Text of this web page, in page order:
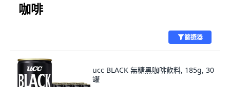
咖啡
篩選器
ucc BLACK 無糖黑咖啡飲料, 185g, 30
罐